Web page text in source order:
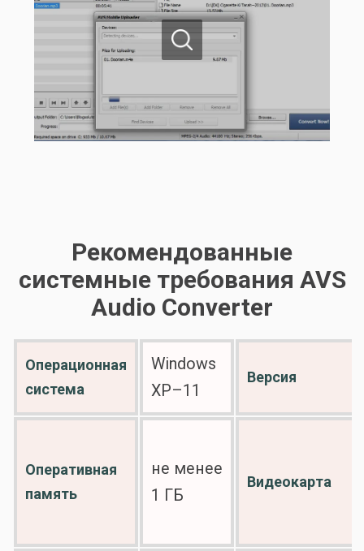
Рекомендованные
системные требования AVS
Audio Converter
Операционная
система
Windows
ХР–11
Версия
Оперативная
память
не менее
1 ГБ
Видеокарта